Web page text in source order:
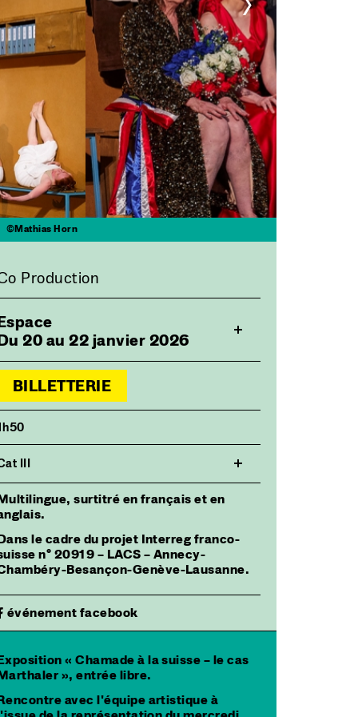
©Mathias Horn
Production
20 au 22 janvier 2026
BILLETTERIE
III
surtitré en français et en
le cadre du projet Interreg franco-
n° 20919 – LACS – Annecy-
Besançon-Genève-Lausanne.
événement facebook
« Chamade à la suisse – le cas
», entrée libre.
avec l'équipe artistique à